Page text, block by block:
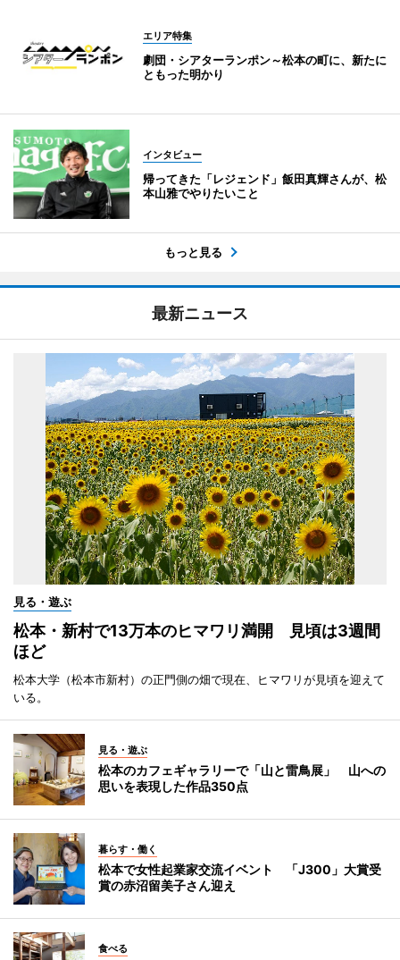
エリア特集
劇団・シアターランポン～松本の町に、新たに
ともった明かり
インタビュー
帰ってきた「レジェンド」飯田真輝さんが、松
本山雅でやりたいこと
もっと見る
最新ニュース
見る・遊ぶ
松本・新村で13万本のヒマワリ満開 見頃は3週間
ほど
松本大学（松本市新村）の正門側の畑で現在、ヒマワリが見頃を迎えて
いる。
見る・遊ぶ
松本のカフェギャラリーで「山と雷鳥展」 山への
思いを表現した作品350点
暮らす・働く
松本で女性起業家交流イベント 「J300」大賞受
賞の赤沼留美子さん迎え
食べる